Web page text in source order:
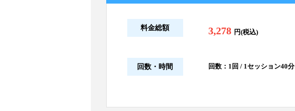
料金総額 3,278 円(税込)
回数・時間 回数：1回 / 1セッション40分